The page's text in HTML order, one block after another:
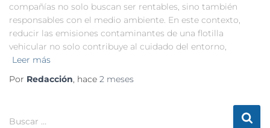
compañías no solo buscan ser rentables, sino también
responsables con el medio ambiente. En este contexto,
reducir las emisiones contaminantes de una flotilla
vehicular no solo contribuye al cuidado del entorno,
Leer más
Por Redacción, hace 2 meses
Buscar …